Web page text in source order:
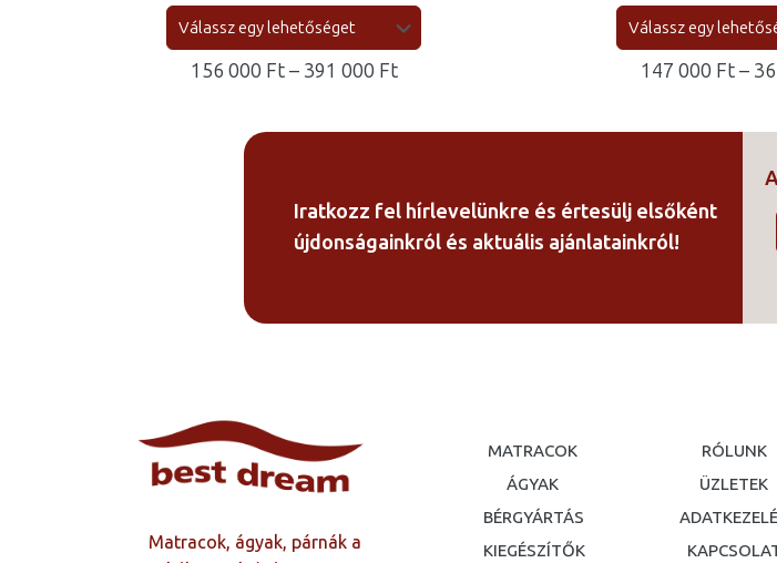
156 000 Ft– 391 000 FtÁrtartomány:
000 Ft
147 000 Ft–
Iratkozz fel hírlevelünkre és értesülj elsőként
újdonságainkról és aktuális ajánlatainkról!
Matracok, ágyak, párnák a
MATRACOK
ÁGYAK
BÉRGYÁRTÁS
KIEGÉSZÍTŐK
RÓLUNK
ÜZLETEK